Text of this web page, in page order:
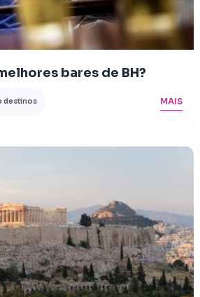
bares de BH?
destinos MAIS